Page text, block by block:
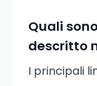
Quali
descritto
I principali